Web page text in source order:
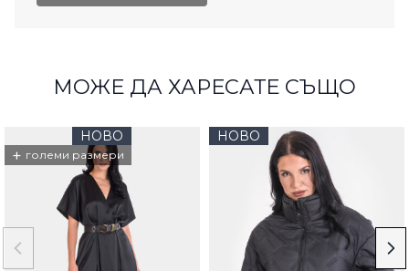
МОЖЕ ДА ХАРЕСАТЕ СЪЩО
НОВО
+ големи размери
НОВО